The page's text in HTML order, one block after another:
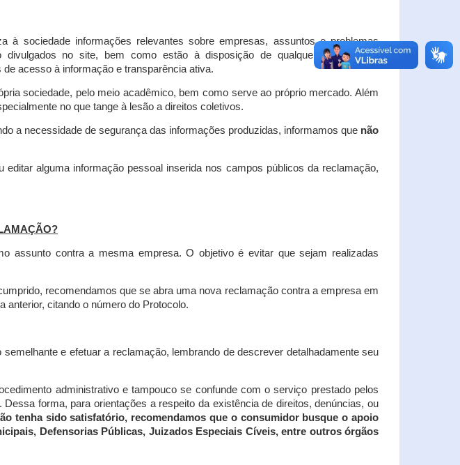
sociedade informações relevantes sobre empresas, assuntos e problemas
no site, bem como estão à disposição de qualquer interessado,
acesso à informação e transparência ativa.
sociedade, pelo meio acadêmico, bem como serve ao próprio mercado. Além
no que tange à lesão a direitos coletivos.
a necessidade de segurança das informações produzidas, informamos que não
alguma informação pessoal inserida nos campos públicos da reclamação,
assunto contra a mesma empresa. O objetivo é evitar que sejam realizadas
recomendamos que se abra uma nova reclamação contra a empresa em
anterior, citando o número do Protocolo.
e efetuar a reclamação, lembrando de descrever detalhadamente seu
administrativo e tampouco se confunde com o serviço prestado pelos
forma, para orientações a respeito da existência de direitos, denúncias, ou
tenha sido satisfatório, recomendamos que o consumidor busque o apoio
Defensorias Públicas, Juizados Especiais Cíveis, entre outros órgãos